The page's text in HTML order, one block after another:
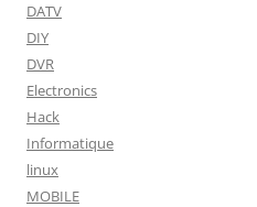
DATV
DIY
DVR
Electronics
Hack
Informatique
linux
MOBILE